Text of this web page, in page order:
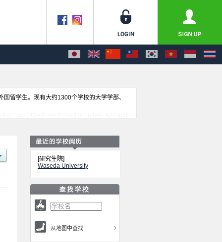
留学生。现有大约1300个学校的大学学部、
and Engineering、Graduate school of
and Communication Studies等各研究科
[研究生院]
Waseda University
从地图中查找